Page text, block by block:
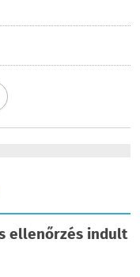
ellenőrzés indult